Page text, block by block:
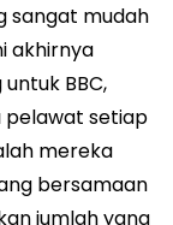
sangat mudah
akhirnya
BBC,
pelawat setiap
mereka
bersamaan
jumlah yang